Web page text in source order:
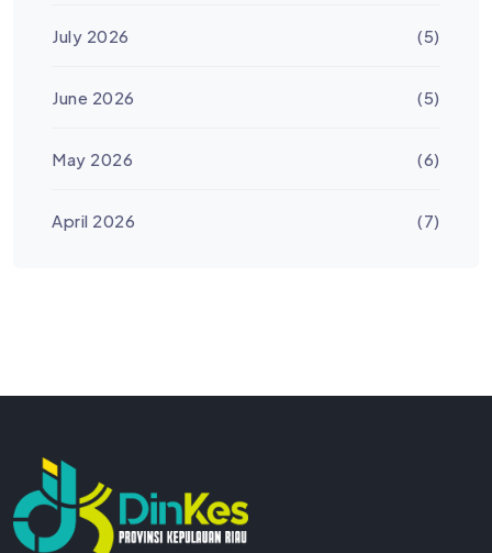
July 2026 (5)
June 2026 (5)
May 2026 (6)
April 2026 (7)